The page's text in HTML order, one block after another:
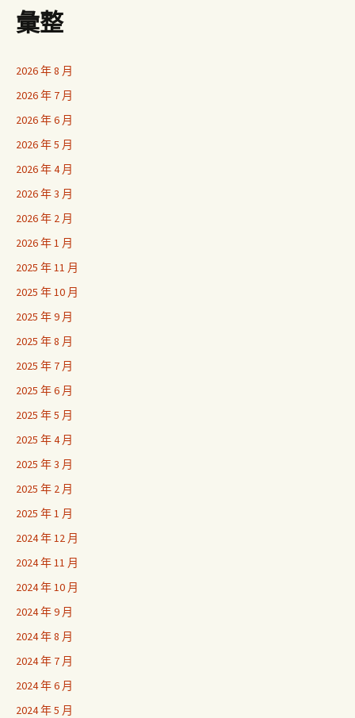
彙整
2026 年 8 月
2026 年 7 月
2026 年 6 月
2026 年 5 月
2026 年 4 月
2026 年 3 月
2026 年 2 月
2026 年 1 月
2025 年 11 月
2025 年 10 月
2025 年 9 月
2025 年 8 月
2025 年 7 月
2025 年 6 月
2025 年 5 月
2025 年 4 月
2025 年 3 月
2025 年 2 月
2025 年 1 月
2024 年 12 月
2024 年 11 月
2024 年 10 月
2024 年 9 月
2024 年 8 月
2024 年 7 月
2024 年 6 月
2024 年 5 月